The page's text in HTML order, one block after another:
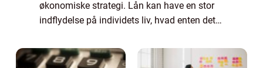
økonomiske strategi. Lån kan have en stor
indflydelse på individets liv, hvad enten det
s&arin...